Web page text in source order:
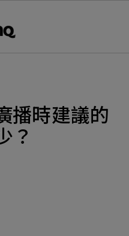
播時建議的
？